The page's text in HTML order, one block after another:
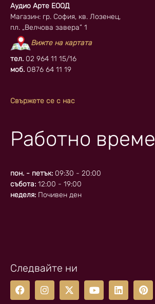
Аудио Арте ЕООД
Магазин: гр. София, кв. Лозенец,
пл. „Велчова завера” 1
Вижте на картата
тел. 02 964 11 15/16
моб. 0876 64 11 19
Свържете се с нас
Работно време
пон. - петък: 09:30 - 20:00
събота: 12:00 - 19:00
неделя: Почивен ден
Следвайте ни